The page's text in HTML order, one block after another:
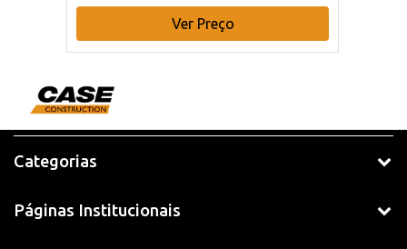
Ver Preço
Categorias
Páginas Institucionais